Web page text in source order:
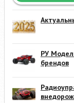
РУ
брендов